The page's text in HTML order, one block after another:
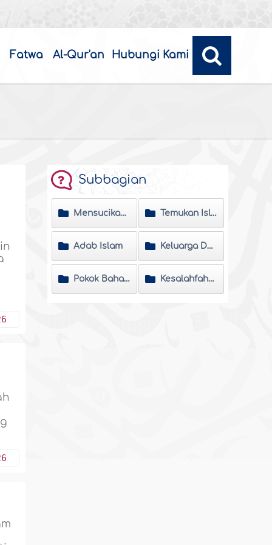
Fatwa Al-Qur'an Hubungi Kami
Subbagian
Mensucikan Jiwa Temukan Islam
Adab Islam Keluarga Dan Masyarakat
Pokok Bahasan Kesalahfahaman